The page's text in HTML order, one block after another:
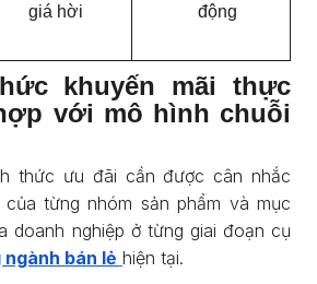
giá hời
động
khuyến mãi thực
với mô hình chuỗi
thức ưu đãi cần được cân nhắc
từng nhóm sản phẩm và mục
doanh nghiệp ở từng giai đoạn cụ
bán lẻ hiện tại.